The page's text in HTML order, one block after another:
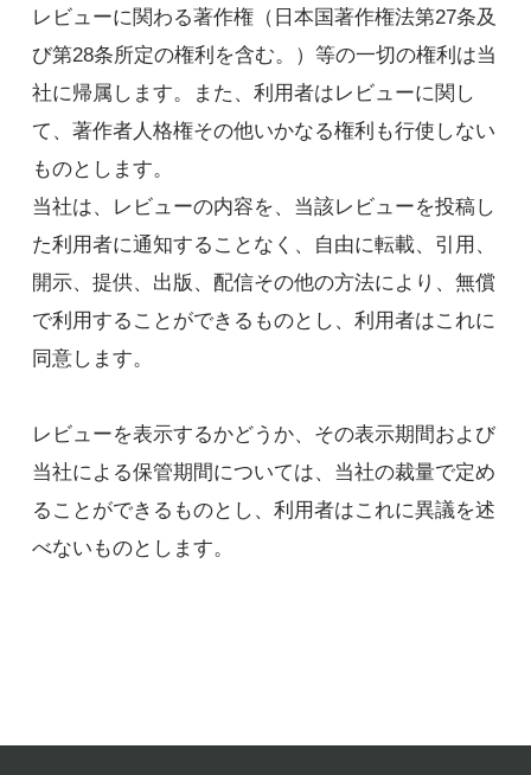
レビューに関わる著作権（日本国著作権法第27条及
び第28条所定の権利を含む。）等の一切の権利は当
社に帰属します。また、利用者はレビューに関し
て、著作者人格権その他いかなる権利も行使しない
ものとします。
当社は、レビューの内容を、当該レビューを投稿し
た利用者に通知することなく、自由に転載、引用、
開示、提供、出版、配信その他の方法により、無償
で利用することができるものとし、利用者はこれに
同意します。
レビューを表示するかどうか、その表示期間および
当社による保管期間については、当社の裁量で定め
ることができるものとし、利用者はこれに異議を述
べないものとします。